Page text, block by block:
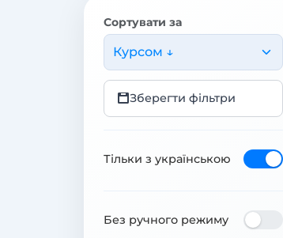
Сортувати за
Курсом ↓
Зберегти фільтри
Тільки з українською
Без ручного режиму